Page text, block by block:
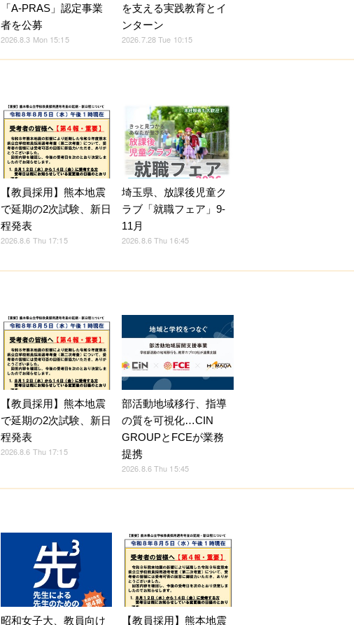
「A-PRAS」認定事業
者を公募
2026.8.3 Mon 15:15
を支える実践教育とイ
ンターン
2026.7.28 Tue 10:15
【教員採用】熊本地震
で延期の2次試験、新日
程発表
2026.8.6 Thu 17:15
埼玉県、放課後児童ク
ラブ「就職フェア」9-
11月
2026.8.6 Thu 16:45
【教員採用】熊本地震
で延期の2次試験、新日
程発表
2026.8.6 Thu 17:15
部活動地域移行、指導
の質を可視化…CIN
GROUPとFCEが業務
提携
2026.8.6 Thu 15:45
昭和女子大、教員向け 【教員採用】熊本地震